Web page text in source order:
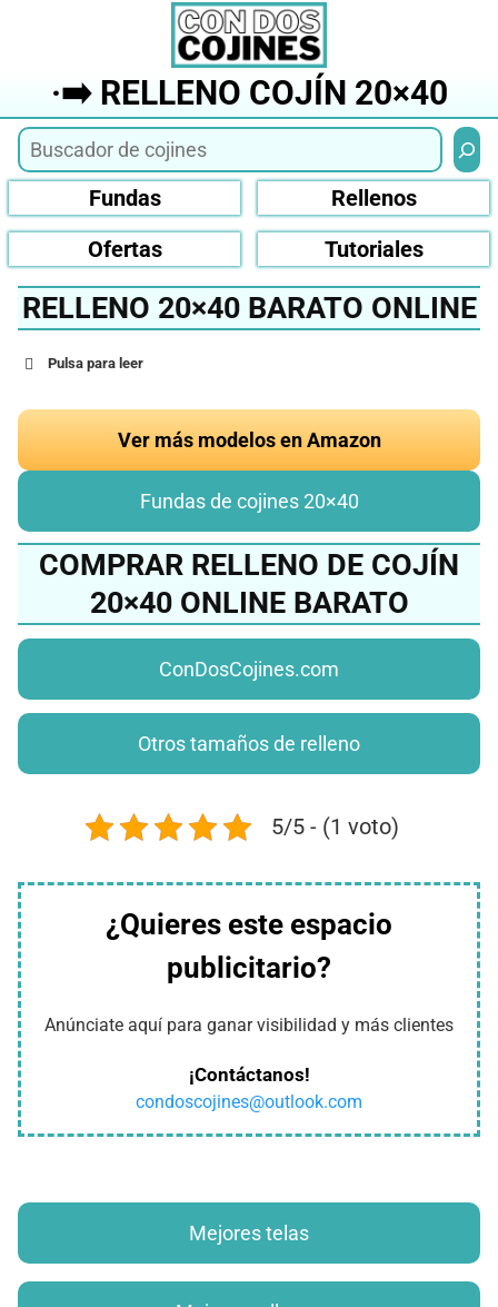
·➡️ RELLENO COJÍN 20×40
Fundas
Rellenos
Ofertas
Tutoriales
RELLENO 20×40 BARATO ONLINE
Pulsa para leer
Ver más modelos en Amazon
Fundas de cojines 20×40
COMPRAR RELLENO DE COJÍN
20×40 ONLINE BARATO
ConDosCojines.com
Otros tamaños de relleno
5/5 - (1 voto)
¿Quieres este espacio
publicitario?
Anúnciate aquí para ganar visibilidad y más clientes
¡Contáctanos!
condoscojines@outlook.com
Mejores telas